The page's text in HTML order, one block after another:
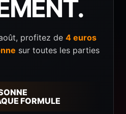
profitez de 4 euros
sur toutes les parties
FORMULE